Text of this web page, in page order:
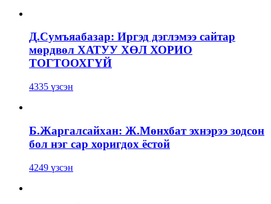
Д.Сумъяабазар: Иргэд дэглэмээ сайтар
мөрдвөл ХАТУУ ХӨЛ ХОРИО
ТОГТООХГҮЙ
4335 үзсэн
Б.Жаргалсайхан: Ж.Мөнхбат эхнэрээ зодсон
бол нэг сар хоригдох ёстой
4249 үзсэн